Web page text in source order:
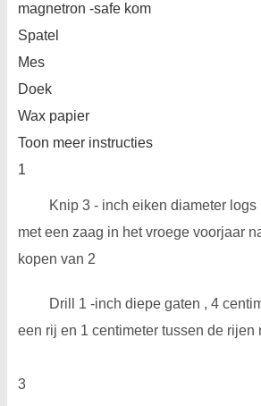
magnetron -safe kom
Spatel
Mes
Doek
Wax papier
Toon meer instructies
1
Knip 3 - inch eiken diameter
met een zaag in het vroege voorjaar
kopen van 2
Drill 1 -inch diepe gaten , 4
een rij en 1 centimeter tussen de rijen
3